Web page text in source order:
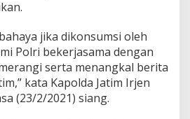
jika dikonsumsi oleh
Polri bekerjasama dengan
serta menangkal berita
kata Kapolda Jatim Irjen
(23/2/2021) siang.